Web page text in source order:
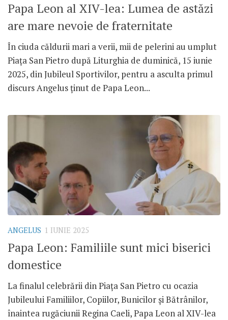
Papa Leon al XIV-lea: Lumea de astăzi
are mare nevoie de fraternitate
În ciuda căldurii mari a verii, mii de pelerini au umplut
Piața San Pietro după Liturghia de duminică, 15 iunie
2025, din Jubileul Sportivilor, pentru a asculta primul
discurs Angelus ținut de Papa Leon...
ANGELUS 1 IUNIE 2025
Papa Leon: Familiile sunt mici biserici
domestice
La finalul celebrării din Piața San Pietro cu ocazia
Jubileului Familiilor, Copiilor, Bunicilor și Bătrânilor,
înaintea rugăciunii Regina Caeli, Papa Leon al XIV-lea